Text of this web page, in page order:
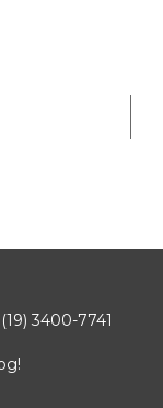
3400-7741